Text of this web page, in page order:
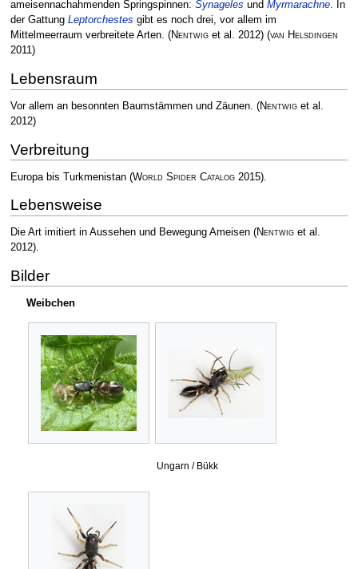
ameisennachahmenden Springspinnen: Synageles und Myrmarachne. In
der Gattung Leptorchestes gibt es noch drei, vor allem im
Mittelmeerraum verbreitete Arten. (Nentwiget al. 2012) (van Helsdingen
2011)
Lebensraum
Vor allem an besonnten Baumstämmen und Zäunen. (Nentwiget al.
2012)
Verbreitung
Europa bis Turkmenistan (World Spider Catalog2015).
Lebensweise
Die Art imitiert in Aussehen und Bewegung Ameisen (Nentwiget al.
2012).
Bilder
Weibchen
Ungarn / Bükk